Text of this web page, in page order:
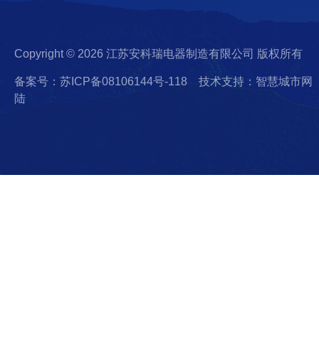
Copyright © 2026 江苏安科瑞电器制造有限公司 版权所有
备案号：苏ICP备08106144号-118
技术支持：智慧城市网
陆